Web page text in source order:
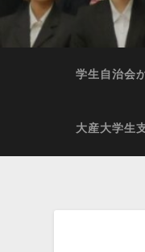
学生自治会
大産大学生